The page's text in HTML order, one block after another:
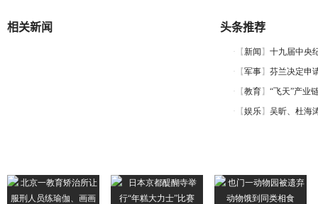
相关新闻 头条推荐